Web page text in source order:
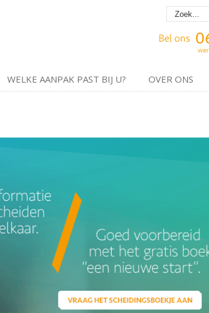
WELKE AANPAK PAST BIJ U? OVER ONS